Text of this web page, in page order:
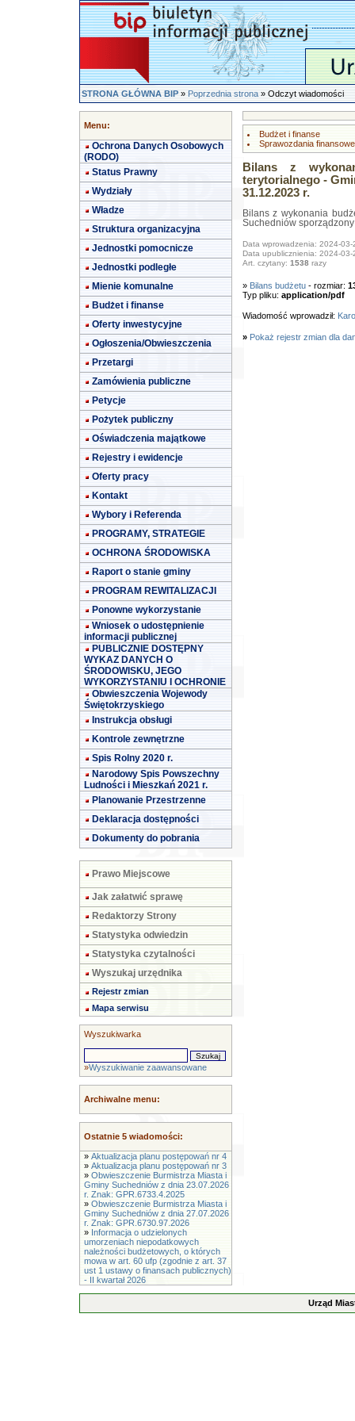
STRONA GŁÓWNA BIP»Poprzednia strona» Odczyt wiadomości
Menu:
Ochrona Danych Osobowych
(RODO)
Status Prawny
Wydziały
Władze
Struktura organizacyjna
Jednostki pomocnicze
Jednostki podległe
Mienie komunalne
Budżet i finanse
Oferty inwestycyjne
Ogłoszenia/Obwieszczenia
Przetargi
Zamówienia publiczne
Petycje
Pożytek publiczny
Oświadczenia majątkowe
Rejestry i ewidencje
Oferty pracy
Kontakt
Wybory i Referenda
PROGRAMY, STRATEGIE
OCHRONA ŚRODOWISKA
Raport o stanie gminy
PROGRAM REWITALIZACJI
Ponowne wykorzystanie
Wniosek o udostępnienie
informacji publicznej
PUBLICZNIE DOSTĘPNY
WYKAZ DANYCH O
ŚRODOWISKU, JEGO
WYKORZYSTANIU I OCHRONIE
Obwieszczenia Wojewody
Świętokrzyskiego
Instrukcja obsługi
Kontrole zewnętrzne
Spis Rolny 2020 r.
Narodowy Spis Powszechny
Ludności i Mieszkań 2021 r.
Planowanie Przestrzenne
Deklaracja dostępności
Dokumenty do pobrania
Prawo Miejscowe
Jak załatwić sprawę
Redaktorzy Strony
Statystyka odwiedzin
Statystyka czytalności
Wyszukaj urzędnika
Rejestr zmian
Mapa serwisu
Wyszukiwarka
»Wyszukiwanie zaawansowane
Archiwalne menu:
Ostatnie 5 wiadomości:
» Aktualizacja planu postępowań nr 4
» Aktualizacja planu postępowań nr 3
» Obwieszczenie Burmistrza Miasta i
Gminy Suchedniów z dnia 23.07.2026
r. Znak: GPR.6733.4.2025
» Obwieszczenie Burmistrza Miasta i
Gminy Suchedniów z dnia 27.07.2026
r. Znak: GPR.6730.97.2026
» Informacja o udzielonych
umorzeniach niepodatkowych
należności budżetowych, o których
mowa w art. 60 ufp (zgodnie z art. 37
ust 1 ustawy o finansach publicznych)
- II kwartał 2026
Budżet i finanse
Sprawozdania finansowe
Bilans z
terytorialnego -
31.12.2023 r.
Bilans z wykonania
Suchedniów
Data wprowadzenia: 2024-03-
Data upublicznienia: 2024-03-
Art. czytany: 1538 razy
» Bilans budżetu - rozmiar:
Typ pliku: application/pdf
Wiadomość wprowadził:
» Pokaż rejestr zmian dla
Urząd